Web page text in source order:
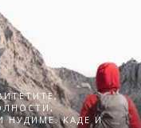
НУДИМЕ. КАДЕ И